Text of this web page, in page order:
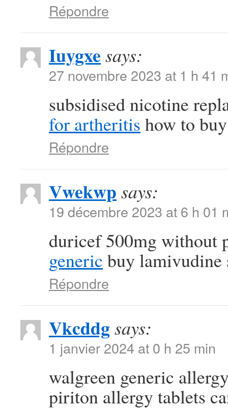
Répondre
Iuygxe says:
27 novembre 2023 at 1 h 41
subsidised nicotine
for artheritis how to
Répondre
Vwekwp says:
19 décembre 2023 at 6 h 01
duricef 500mg without
generic buy lamivudine
Répondre
Vkcddgsays:
1 janvier 2024 at 0 h 25 min
walgreen generic
piriton allergy tablets